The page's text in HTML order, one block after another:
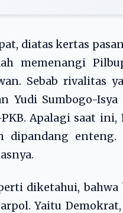
diatas kertas
memenangi
Sebab rivalitas
Yudi Sumbogo-
Apalagi saat
dipandang
diketahui,
Yaitu Demokrat,